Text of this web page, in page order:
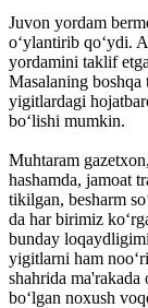
Juvon yordam
o‘ylantirib qo‘ydi.
yordamini taklif
Masalaning
yigitlardagi
bo‘lishi mumkin.
Muhtaram
hashamda, jamoat
tikilgan, besharm
da har birimiz
bunday
yigitlarni ham
shahrida
bo‘lgan noxush